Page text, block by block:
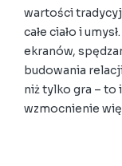
wartości
całe ciało i
ekranów,
budowania
niż tylko gra – to
wzmocnienie